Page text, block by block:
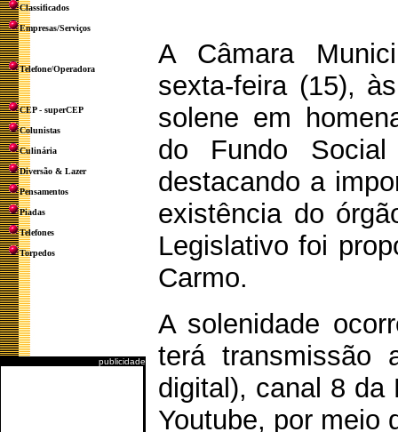
Classificados
Empresas/Serviços
Telefone/Operadora
CEP - superCEP
Colunistas
Culinária
Diversão & Lazer
Pensamentos
Piadas
Telefones
Torpedos
publicidade
A Câmara
sexta-feira (15),
solene em
do Fundo
destacando a
existência do
Legislativo foi
Carmo.
A solenidade
terá transmissão
digital), canal 8 da
Youtube, por meio